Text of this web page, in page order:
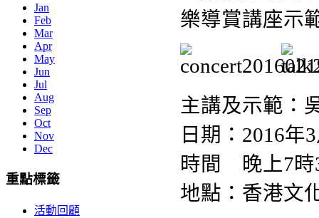
主講及示範：
日期：2016年
時間 晚上7時
地點：香港文
Jan
Feb
Mar
Apr
May
Jun
Jul
Aug
Sep
Oct
Nov
Dec
重點標籤
活動回顧